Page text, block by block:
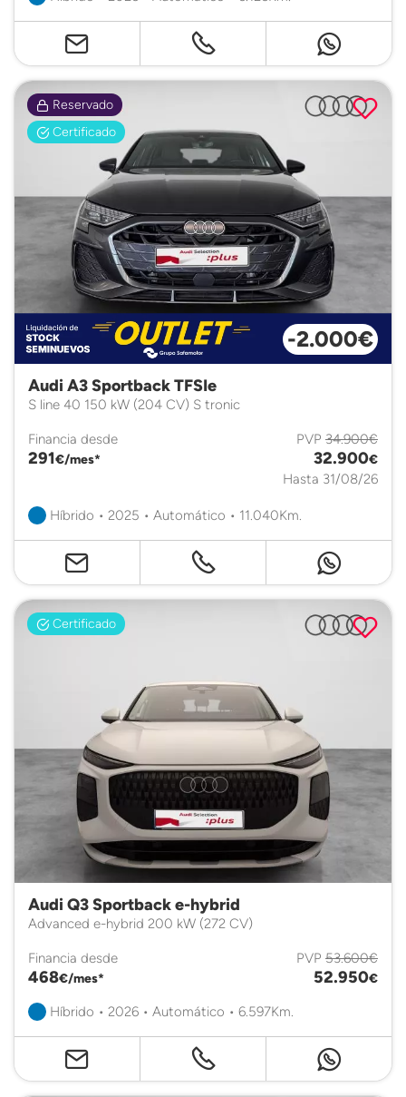
Reservado
Certificado
-2.000€
Audi A3 Sportback TFSIe
S line 40 150 kW (204 CV) S tronic
Financia desde
291€/mes*
PVP 34.900€
32.900€
Hasta 31/08/26
Híbrido • 2025 • Automático • 11.040Km.
Certificado
Audi Q3 Sportback e-hybrid
Advanced e-hybrid 200 kW (272 CV)
Financia desde
468€/mes*
PVP 53.600€
52.950€
Híbrido • 2026 • Automático • 6.597Km.